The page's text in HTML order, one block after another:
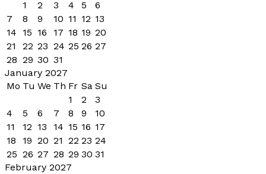
1
2 3 4 5
6
7
8 9 10 11 12 13
14
15 16 17 18 19 20
21
22 23 24 25 26 27
28 29 30 31
January 2027
Mo Tu We Th Fr Sa Su
1
2
3
4
5 6 7 8 9
10
11
12 13 14 15 16 17
18
19 20 21 22 23 24
25 26 27 28 29 30 31
February 2027